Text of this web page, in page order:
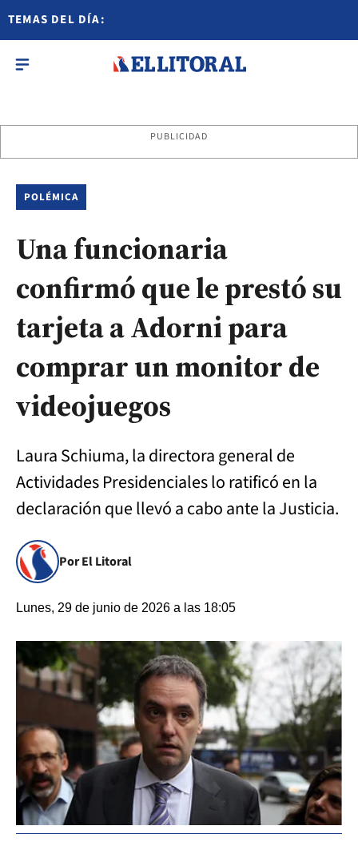
TEMAS DEL DÍA:
PUBLICIDAD
POLÉMICA
Una funcionaria
confirmó que le prestó su
tarjeta a Adorni para
comprar un monitor de
videojuegos
Laura Schiuma, la directora general de
Actividades Presidenciales lo ratificó en la
declaración que llevó a cabo ante la Justicia.
Por El Litoral
Lunes, 29 de junio de 2026 a las 18:05